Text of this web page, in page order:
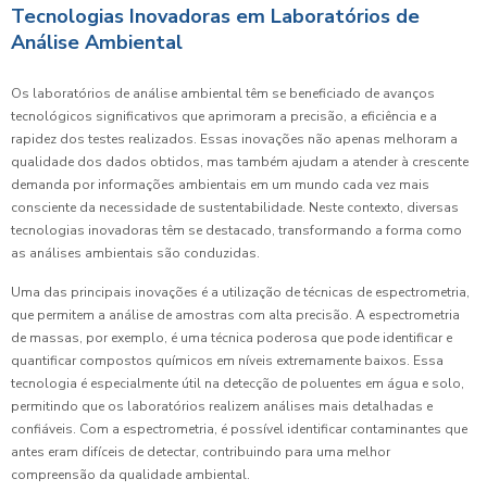
Tecnologias Inovadoras em Laboratórios de
Análise Ambiental
Os laboratórios de análise ambiental têm se beneficiado de avanços
tecnológicos significativos que aprimoram a precisão, a eficiência e a
rapidez dos testes realizados. Essas inovações não apenas melhoram a
qualidade dos dados obtidos, mas também ajudam a atender à crescente
demanda por informações ambientais em um mundo cada vez mais
consciente da necessidade de sustentabilidade. Neste contexto, diversas
tecnologias inovadoras têm se destacado, transformando a forma como
as análises ambientais são conduzidas.
Uma das principais inovações é a utilização de técnicas de espectrometria,
que permitem a análise de amostras com alta precisão. A espectrometria
de massas, por exemplo, é uma técnica poderosa que pode identificar e
quantificar compostos químicos em níveis extremamente baixos. Essa
tecnologia é especialmente útil na detecção de poluentes em água e solo,
permitindo que os laboratórios realizem análises mais detalhadas e
confiáveis. Com a espectrometria, é possível identificar contaminantes que
antes eram difíceis de detectar, contribuindo para uma melhor
compreensão da qualidade ambiental.